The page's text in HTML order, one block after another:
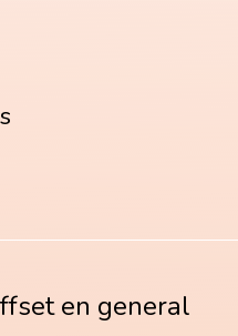
en general